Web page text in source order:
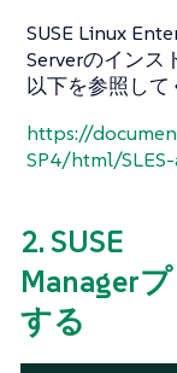
SUSE Linux
Serverのインス
以下を参照して
https://
SP4/html/
2. SUSE
Manager
する